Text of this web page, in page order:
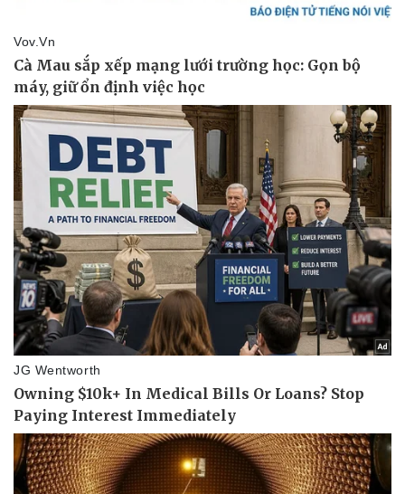
Thể thao
Bóng đá
Lịch thi đấu bóng đá
Thế giới thể thao
Ô tô - Xe máy
Ô tô
Xe máy
Tư vấn